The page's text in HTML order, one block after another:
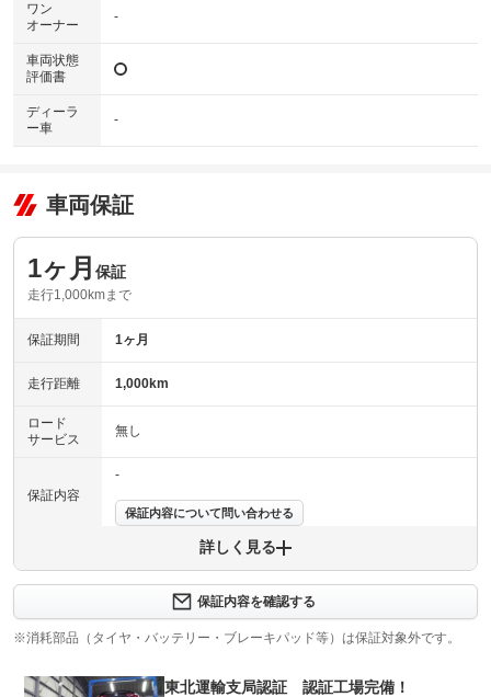
ワン
オーナー
-
車両状態
評価書
ディーラ
ー車
-
車両保証
1ヶ月 保証
走行1,000kmまで
保証期間 1ヶ月
走行距離 1,000km
ロード
サービス
無し
保証内容
-
保証内容について問い合わせる
上限金額
免責金 無し
詳しく見る
保証内容を確認する
※消耗部品（タイヤ・バッテリー・ブレーキパッド等）は保証対象外です。
東北運輸支局認証 認証工場完備！